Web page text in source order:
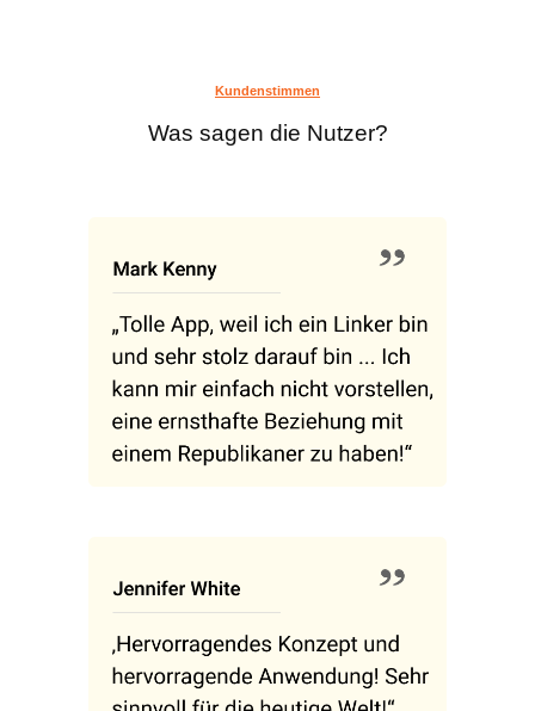
Kundenstimmen
Was sagen die Nutzer?